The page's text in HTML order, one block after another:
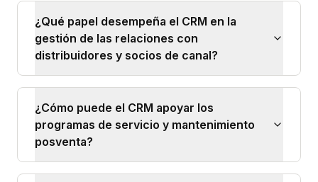
¿Qué papel desempeña el CRM en la
gestión de las relaciones con
distribuidores y socios de canal?
¿Cómo puede el CRM apoyar los
programas de servicio y mantenimiento
posventa?